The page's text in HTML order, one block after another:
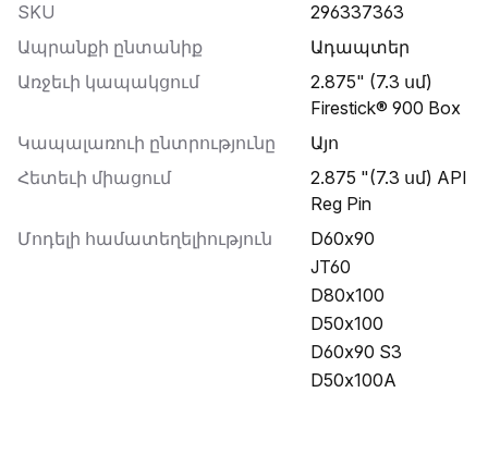
SKU
296337363
Ապրանքի ընտանիք
ադապտեր
Առջեւի կապակցում
2.875" (7.3 սմ)
Firestick® 900 Box
Կապալառուի ընտրությունը
Այո
Հետեւի միացում
2.875 "(7.3 սմ) API
Reg Pin
Մոդելի համատեղելիություն
D60x90
JT60
D80x100
D50x100
D60x90 S3
D50x100A